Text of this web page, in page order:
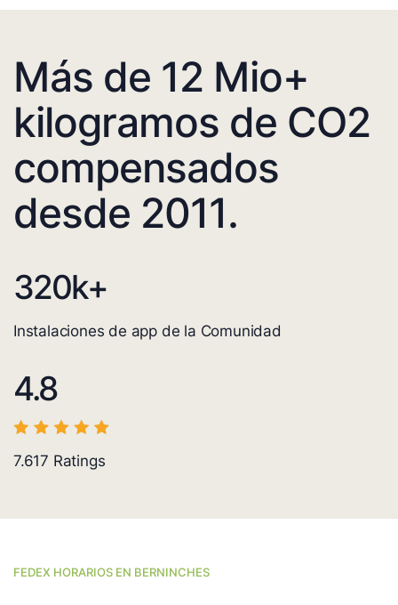
Más de 12 Mio+
kilogramos de CO2
compensados
desde 2011.
320k+
Instalaciones de app de la Comunidad
4.8
7.617 Ratings
FEDEX HORARIOS EN BERNINCHES